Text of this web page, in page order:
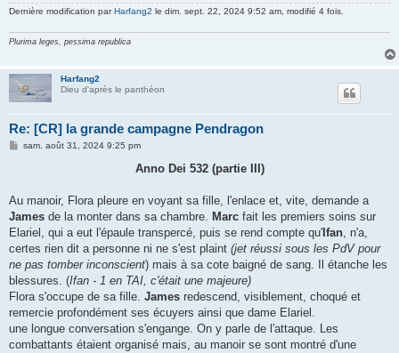
Dernière modification parHarfang2 le dim. sept. 22, 2024 9:52 am, modifié 4 fois.
Plurima leges, pessima republica
Harfang2
Dieu d'après le panthéon
Re: [CR] la grande campagne Pendragon
M
g
sam. août 31, 2024 9:25 pm
Anno Dei 532 (partie III)
Au manoir, Flora pleure en voyant sa fille, l'enlace et, vite, demande a
James de la monter dans sa chambre. Marc fait les premiers soins sur
Elariel, qui a eut l'épaule transpercé, puis se rend compte qu' Ifan, n'a,
certes rien dit a personne ni ne s'est plaint (jet réussi sous les PdV pour
ne pas tomber inconscient) mais à sa cote baigné de sang. Il étanche les
blessures. (Ifan - 1 en TAI, c'était une majeure)
Flora s'occupe de sa fille. James redescend, visiblement, choqué et
remercie profondément ses écuyers ainsi que dame Elariel.
une longue conversation s'engange. On y parle de l'attaque. Les
combattants étaient organisé mais, au manoir se sont montré d'une